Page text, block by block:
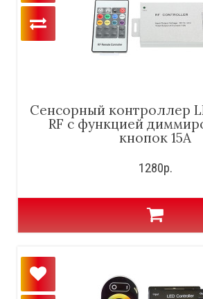
Сенсорный контроллер
RF с функцией
кнопок 15А
1280р.